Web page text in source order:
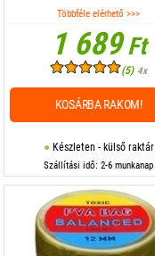
Többféle elérhető >>>
1 689Ft
(5) 4x
Készleten - külső raktár
Szállítási idő: 2-6 munkanap
KOSÁRBA RAKOM!